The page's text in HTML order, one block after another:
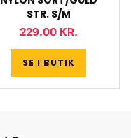
STR. S/M
229.00 KR.
SE I BUTIK